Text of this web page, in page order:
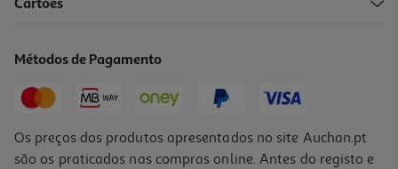
17,70 € PVP de editor
Cartões
Métodos de Pagamento
Os preços dos produtos apresentados no site Auchan.pt
são os praticados nas compras online. Antes do registo e